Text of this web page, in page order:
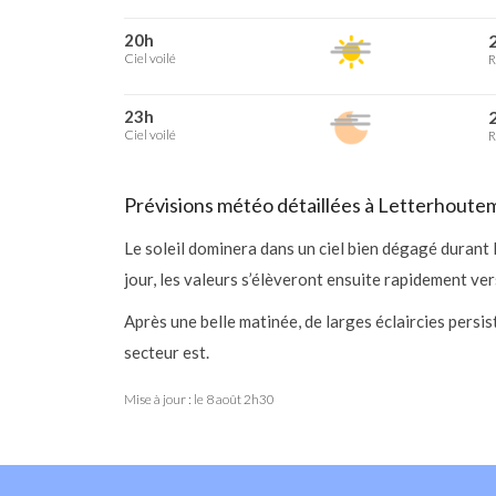
20h
Ciel voilé
23h
Ciel voilé
Prévisions météo détaillées à
Le soleil dominera dans un ciel bien dégagé
jour, les valeurs s’élèveront ensuite rapidement
Après une belle matinée, de larges éclaircies
secteur est.
Mise à jour : le 8 août 2h30